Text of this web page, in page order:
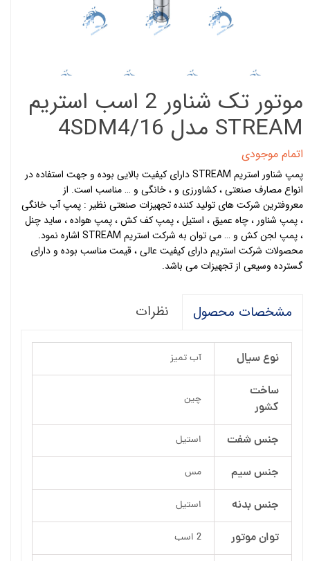
موتور تک شناور 2 اسب استریم
STREAM مدل 4SDM4/16
اتمام موجودی
پمپ شناور استریم STREAM دارای کیفیت بالایی بوده و جهت استفاده در
انواع مصارف صنعتی ، کشاورزی و ، خانگی و … مناسب است. از
معروفترین شرکت های تولید کننده تجهیزات صنعتی نظیر : پمپ آب خانگی
، پمپ شناور ، چاه عمیق ، استیل ، پمپ کف کش ، پمپ هواده ، ساید چنل
، پمپ لجن کش و … می توان به شرکت استریم STREAM اشاره نمود.
محصولات شرکت استریم دارای کیفیت عالی ، قیمت مناسب بوده و دارای
گسترده وسیعی از تجهیزات می باشد.
مشخصات محصول نظرات
نوع سیال آب تمیز
ساخت
کشور
چین
جنس شفت استیل
جنس سیم مس
جنس بدنه استیل
توان موتور 2 اسب